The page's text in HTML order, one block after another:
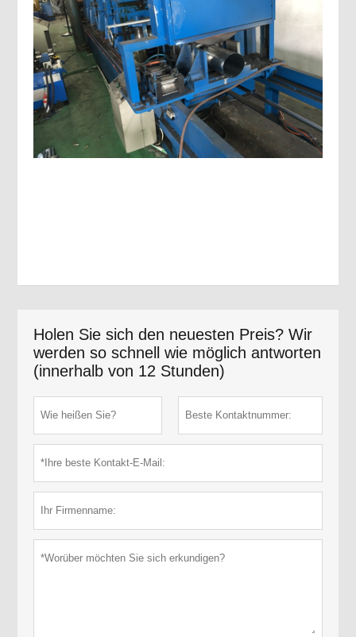
Holen Sie sich den neuesten Preis? Wir
werden so schnell wie möglich antworten
(innerhalb von 12 Stunden)